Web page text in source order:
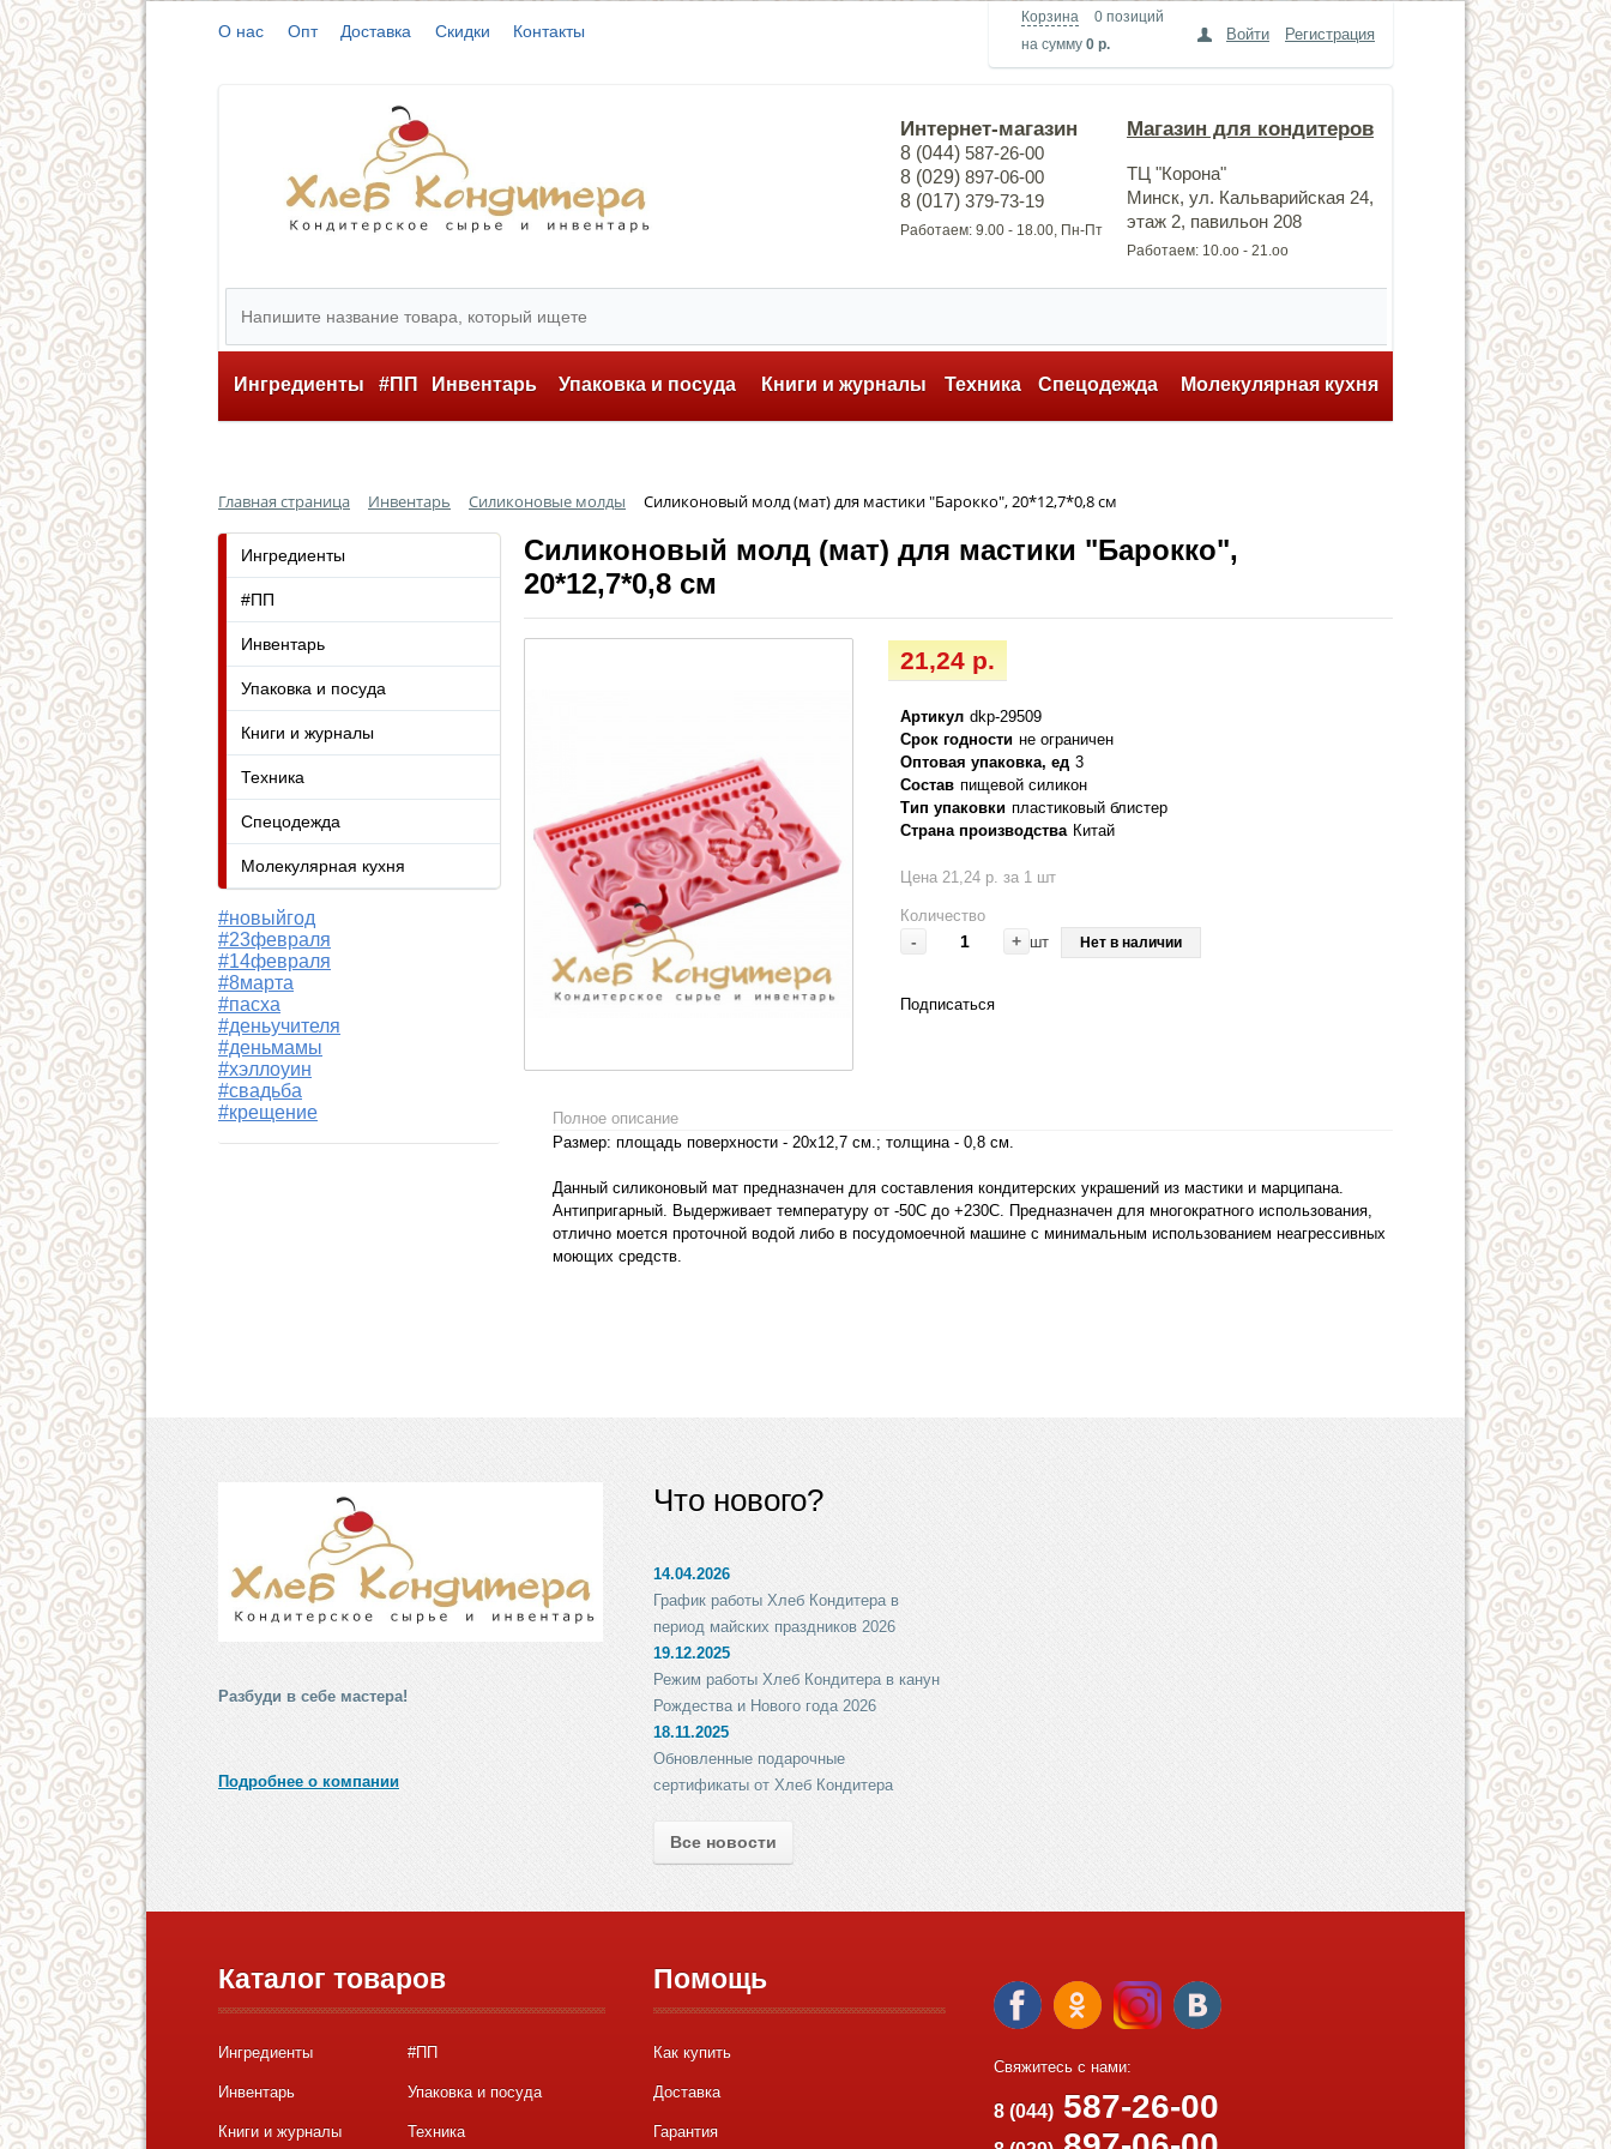
Корзина
0 позиций
на сумму 0 р.
Войти Регистрация
О нас Опт Доставка Скидки Контакты
Интернет-магазин
8 (044) 587-26-00
8 (029) 897-06-00
8 (017) 379-73-19
Работаем: 9.00 - 18.00, Пн-Пт
Магазин для кондитеров
ТЦ "Корона"
Минск, ул. Кальварийская 24,
этаж 2, павильон 208
Работаем: 10.оо - 21.оо
Ингредиенты #ПП Инвентарь Упаковка и посуда Книги и журналы Техника Спецодежда Молекулярная кухня
Главная страница Инвентарь Силиконовые молды Силиконовый молд (мат) для мастики "Барокко", 20*12,7*0,8 см
Силиконовый молд (мат) для мастики "Барокко",
20*12,7*0,8 см
21,24 р.
Артикул dkp-29509
Срок годности не ограничен
Оптовая упаковка, ед 3
Состав пищевой силикон
Тип упаковки пластиковый блистер
Страна производства Китай
Цена 21,24 р. за 1 шт
Количество
- + шт Нет в наличии
Подписаться
Полное описание
Размер: площадь поверхности - 20x12,7 см.; толщина - 0,8 см.
Данный силиконовый мат предназначен для составления кондитерских украшений из мастики и марципана.
Антипригарный. Выдерживает температуру от -50С до +230С. Предназначен для многократного использования,
отлично моется проточной водой либо в посудомоечной машине с минимальным использованием неагрессивных
моющих средств.
Ингредиенты
#ПП
Инвентарь
Упаковка и посуда
Книги и журналы
Техника
Спецодежда
Молекулярная кухня
#новыйгод
#23февраля
#14февраля
#8марта
#пасха
#деньучителя
#деньмамы
#хэллоуин
#свадьба
#крещение
Разбуди в себе мастера!
Подробнее о компании
Что нового?
14.04.2026
График работы Хлеб Кондитера в
период майских праздников 2026
19.12.2025
Режим работы Хлеб Кондитера в канун
Рождества и Нового года 2026
18.11.2025
Обновленные подарочные
сертификаты от Хлеб Кондитера
Все новости
Каталог товаров
Ингредиенты #ПП
Инвентарь Упаковка и посуда
Книги и журналы Техника
Помощь
Как купить
Доставка
Гарантия
Свяжитесь с нами:
8 (044)587-26-00